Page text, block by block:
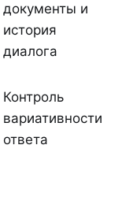
документы и
история
диалога
Контроль
вариативности
ответа